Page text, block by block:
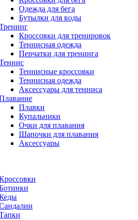
Одежда для бега
Бутылки для воды
Кроссовки для тренировок
Теннисная одежда
Перчатки для тренинга
Теннисные кроссовки
Теннисная одежда
Аксессуары для тенниса
Плавки
Купальники
Очки для плавания
Шапочки для плавания
Аксессуары